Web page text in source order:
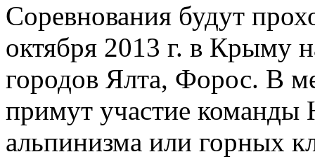
Соревнования будут
октября 2013 г. в Крыму
городов Ялта, Форос. В
примут участие
альпинизма или горных